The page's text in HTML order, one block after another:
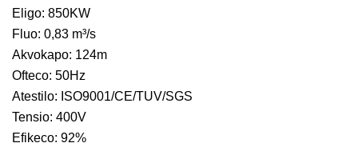
Eligo: 850KW
Fluo: 0,83 m³/s
Akvokapo: 124m
Ofteco: 50Hz
Atestilo: ISO9001/CE/TUV/SGS
Tensio: 400V
Efikeco: 92%